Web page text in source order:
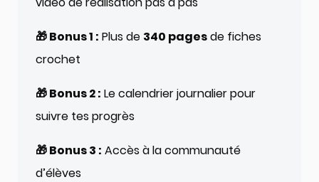
🎁 Bonus 1 : Plus de 340 pagesde fiches
crochet
🎁 Bonus 2 : Le calendrier journalier pour
suivre tes progrès
🎁 Bonus 3 : Accès à la communauté
d’élèves